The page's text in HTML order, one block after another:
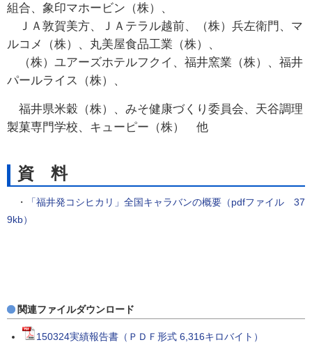
組合、象印マホービン（株）、
ＪＡ敦賀美方、ＪＡテラル越前、（株）兵左衛門、マ
ルコメ（株）、丸美屋食品工業（株）、
（株） ユアーズホテルフクイ、福井窯業（株）、福井
パールライス（株）、
福井県米穀（株）、みそ健康づくり委員会、天谷調理
製菓専門学校、キューピー（株） 他
資 料
・
「福井発コシヒカリ」全国キャラバンの概要（pdfファイル 37
9kb）
関連ファイルダウンロード
150324実績報告書（ＰＤＦ形式 6,316キロバイト）